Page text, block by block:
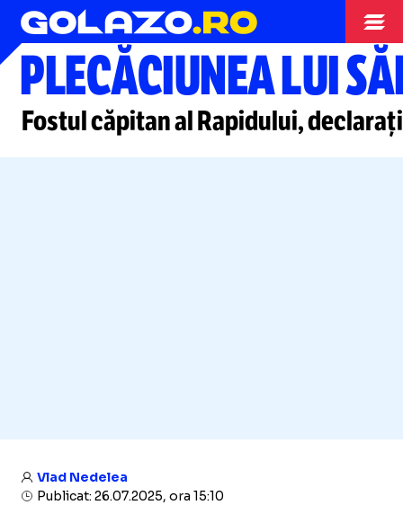
Superliga
PLECĂCIUNEA LUI
Fostul căpitan al Rapidului,
Vlad Nedelea
Publicat: 26.07.2025, ora 15:10